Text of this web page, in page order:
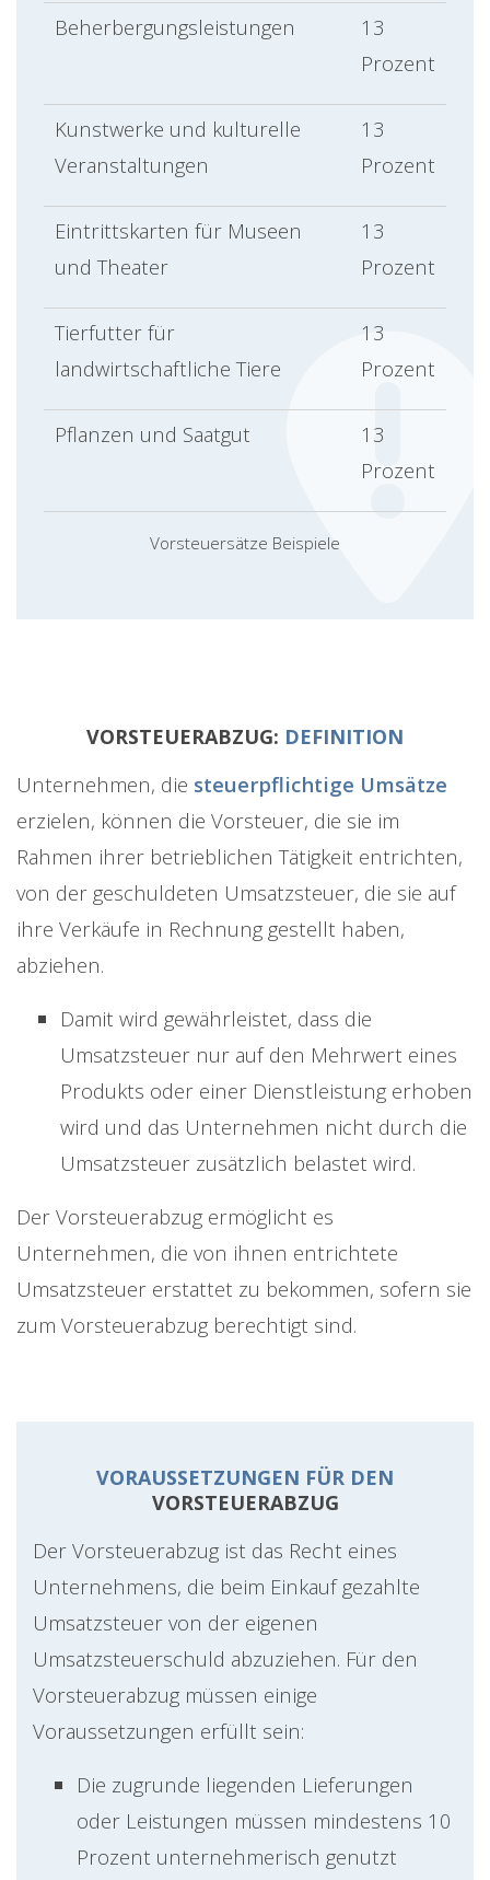
Vorsteuersätze Beispiele
Beherbergungsleistungen
13
Prozent
Kunstwerke und kulturelle
Veranstaltungen
13
Prozent
Eintrittskarten für Museen
und Theater
13
Prozent
Tierfutter für
landwirtschaftliche Tiere
13
Prozent
Pflanzen und Saatgut
13
Prozent
VORSTEUERABZUG: DEFINITION
Unternehmen, die steuerpflichtige Umsätze
erzielen, können die Vorsteuer, die sie im
Rahmen ihrer betrieblichen Tätigkeit entrichten,
von der geschuldeten Umsatzsteuer, die sie auf
ihre Verkäufe in Rechnung gestellt haben,
abziehen.
Damit wird gewährleistet, dass die
Umsatzsteuer nur auf den Mehrwert eines
Produkts oder einer Dienstleistung erhoben
wird und das Unternehmen nicht durch die
Umsatzsteuer zusätzlich belastet wird.
Der Vorsteuerabzug ermöglicht es
Unternehmen, die von ihnen entrichtete
Umsatzsteuer erstattet zu bekommen, sofern sie
zum Vorsteuerabzug berechtigt sind.
VORAUSSETZUNGEN FÜR DEN
VORSTEUERABZUG
Der Vorsteuerabzug ist das Recht eines
Unternehmens, die beim Einkauf gezahlte
Umsatzsteuer von der eigenen
Umsatzsteuerschuld abzuziehen. Für den
Vorsteuerabzug müssen einige
Voraussetzungen erfüllt sein:
Die zugrunde liegenden Lieferungen
oder Leistungen müssen mindestens 10
Prozent unternehmerisch genutzt